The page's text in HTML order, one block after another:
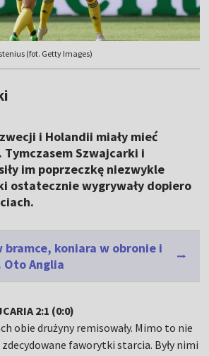
(fot. Getty Images)
i Holandii miały mieć
Tymczasem Szwajcarki i
im poprzeczkę niezwykle
ostatecznie wygrywały dopiero
bramce, koniara w obronie i
Oto Anglia
2:1 (0:0)
obie drużyny remisowały. Mimo to nie
faworytki starcia. Były nimi